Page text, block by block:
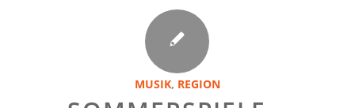
MUSIK, REGION